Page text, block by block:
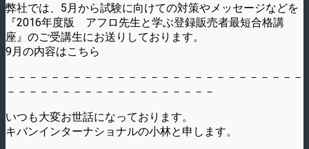
弊社では、5月から試験に向けての対策やメッセージなどを
『2016年度版 アフロ先生と学ぶ登録販売者最短合格講
座』のご受講生にお送りしております。
9月の内容はこちら
－－－－－－－－－－－－－－－－－－－－－－－－－－－
－－－－－－－－－－－－－－－－－－－
いつも大変お世話になっております。
キバンインターナショナルの小林と申します。